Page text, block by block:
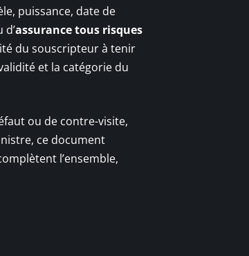
puissance, date de
d’assurance tous risques
du souscripteur à tenir
et la catégorie du
ou de contre-visite,
ce document
l’ensemble,